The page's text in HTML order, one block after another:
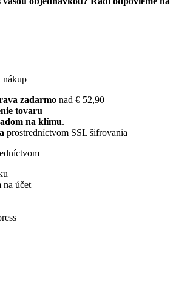
nákup
zadarmo nad € 52,90
tovaru
na klímu.
prostredníctvom SSL šifrovania
na účet